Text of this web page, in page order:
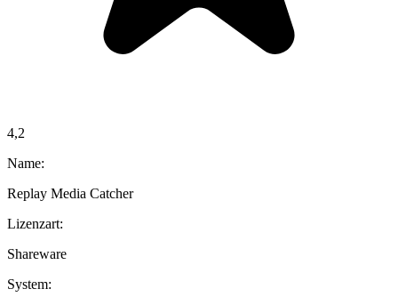
4,2
Name:
Replay Media Catcher
Lizenzart:
Shareware
System: